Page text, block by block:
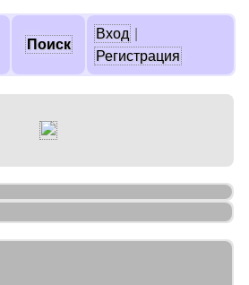
Поиск
Вход
Регистрация